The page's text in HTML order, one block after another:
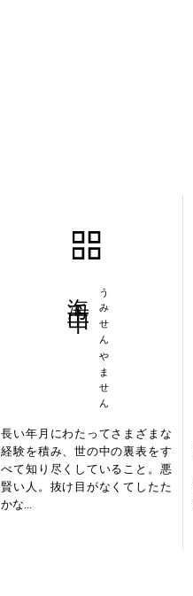
うみせんやません
長い年月にわたってさまざまな
経験を積み、世の中の裏表をす
べて知り尽くしていること。悪
賢い人。抜け目がなくてしたた
かな...